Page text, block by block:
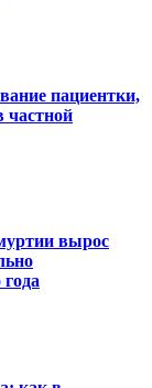
пациентки,
частной
вырос